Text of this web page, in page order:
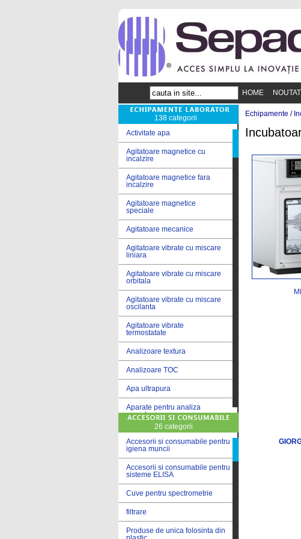
HOME NOUTATI
138 categorii
Activitate apa
Agitatoare magnetice cu
incalzire
Agitatoare magnetice fara
incalzire
Agitatoare magnetice
speciale
Agitatoare mecanice
Agitatoare vibrate cu miscare
liniara
Agitatoare vibrate cu miscare
orbitala
Agitatoare vibrate cu miscare
oscilanta
Agitatoare vibrate
termostatate
Analizoare textura
Analizoare TOC
Apa ultrapura
Aparate pentru analiza
cereale
Aparate pentru testare lacuri
si vopsele
Aparate pentru testare lapte
Autoclave
Bai de apa
Bai de apa vibrate
Bai de calibrare
26 categorii
Accesorii si consumabile pentru
igiena muncii
Accesorii si consumabile pentru
sisteme ELISA
Cuve pentru spectrometrie
filtrare
Produse de unica folosinta din
Echipamente /